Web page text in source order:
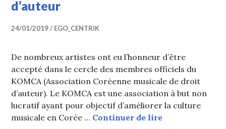
d’auteur
24/01/2019 EGO_CENTRIK
De nombreux artistes ont eu l’honneur d’être
accepté dans le cercle des membres officiels du
KOMCA (Association Coréenne musicale de droit
d’auteur). Le KOMCA est une association à but non
lucratif ayant pour objectif d’améliorer la culture
musicale en Corée … Continuer de lirePlusieurs